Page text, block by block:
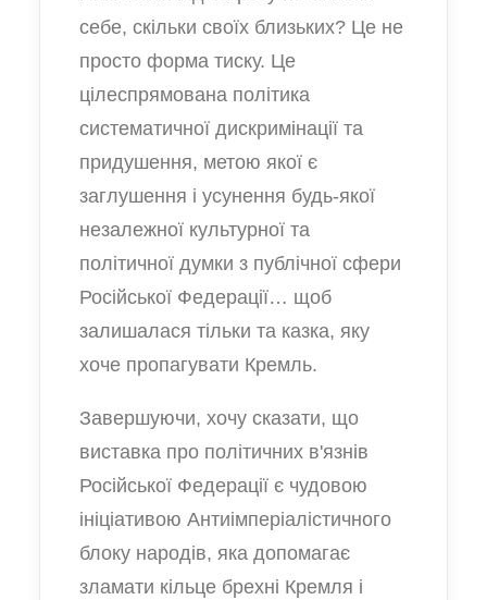
себе, скільки своїх близьких? Це не
просто форма тиску. Це
цілеспрямована політика
систематичної дискримінації та
придушення, метою якої є
заглушення і усунення будь-якої
незалежної культурної та
політичної думки з публічної сфери
Російської Федерації… щоб
залишалася тільки та казка, яку
хоче пропагувати Кремль.
Завершуючи, хочу сказати, що
виставка про політичних в'язнів
Російської Федерації є чудовою
ініціативою Антиімперіалістичного
блоку народів, яка допомагає
зламати кільце брехні Кремля і